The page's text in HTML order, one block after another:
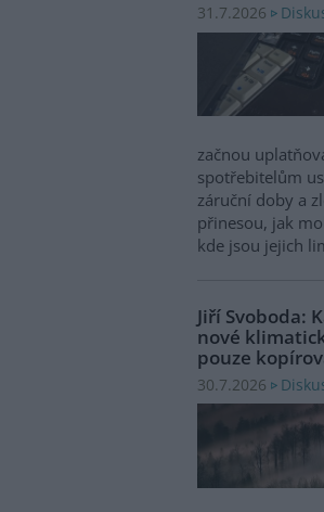
31.7.2026
začnou
spotřebitelům
záruční doby a
přinesou, jak
kde jsou jejich
Jiří Svoboda:
nové
pouze
30.7.2026